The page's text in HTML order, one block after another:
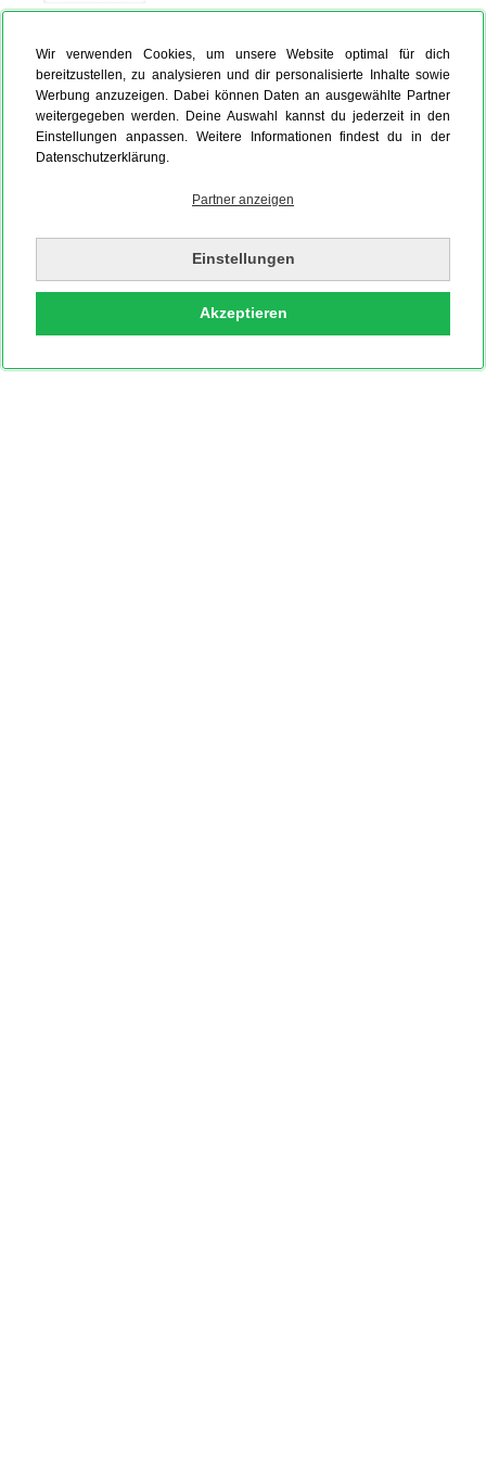
Wir verwenden Cookies, um unsere Website optimal für dich
bereitzustellen, zu analysieren und dir personalisierte Inhalte sowie
Werbung anzuzeigen. Dabei können Daten an ausgewählte Partner
weitergegeben werden. Deine Auswahl kannst du jederzeit in den
Einstellungen anpassen. Weitere Informationen findest du in der
Datenschutzerklärung.
Partner anzeigen
Einstellungen
Akzeptieren
Foto auf Leinwand Hardcover Fotobuch Fotokalender